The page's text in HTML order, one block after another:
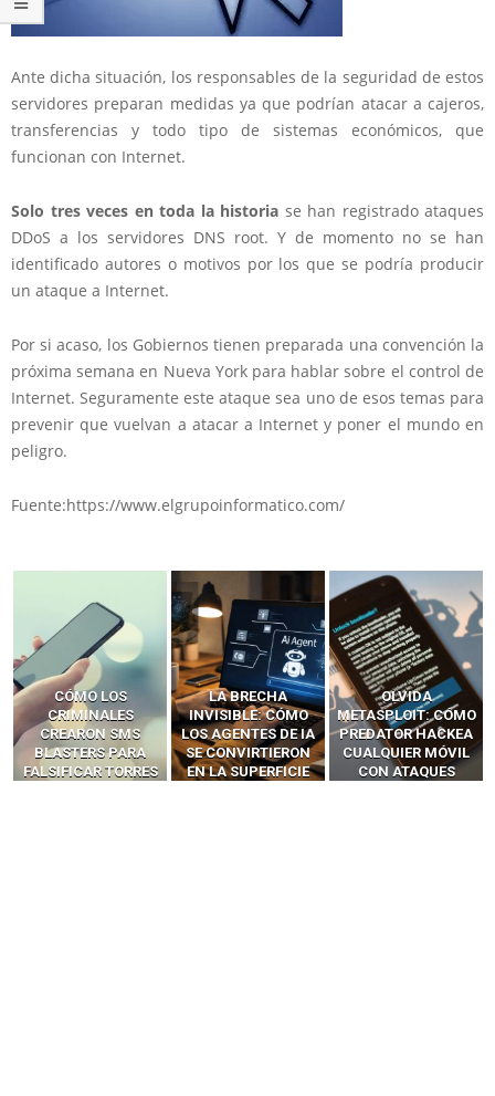
Ante dicha situación, los responsables de la seguridad de estos
servidores preparan medidas ya que podrían atacar a cajeros,
transferencias y todo tipo de sistemas económicos, que
funcionan con Internet.
Solo tres veces en toda la historia se han registrado ataques
DDoS a los servidores DNS root. Y de momento no se han
identificado autores o motivos por los que se podría producir
un ataque a Internet.
Por si acaso, los Gobiernos tienen preparada una convención la
próxima semana en Nueva York para hablar sobre el control de
Internet. Seguramente este ataque sea uno de esos temas para
prevenir que vuelvan a atacar a Internet y poner el mundo en
peligro.
Fuente:https://www.elgrupoinformatico.com/
LA BRECHA
INVISIBLE: CÓMO
LOS AGENTES DE IA
SE CONVIRTIERON
EN LA SUPERFICIE
OLVIDA
METASPLOIT: CÓMO
PREDATOR HACKEA
CUALQUIER MÓVIL
CON ATAQUES
CÓMO LOS HACKERS
INTERCEPTAN OTPS
Y LLAMADAS
MÓVILES SIN
‘HACKEAR’ — EL